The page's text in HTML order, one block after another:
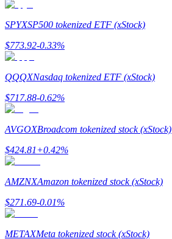
SPYXSP500 tokenized ETF (xStock)
$773.92-0.33%
QQQXNasdaq tokenized ETF (xStock)
$717.88-0.62%
AVGOXBroadcom tokenized stock (xStock)
$424.81+0.42%
AMZNXAmazon tokenized stock (xStock)
$271.69-0.01%
METAXMeta tokenized stock (xStock)